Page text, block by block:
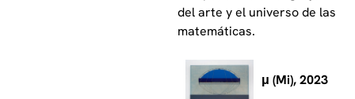
del arte y el universo de las
matemáticas.
μ (Mi), 2023